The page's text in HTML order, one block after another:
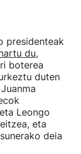
presidenteak
du,
boterea
duten
Leongo
eta
deia